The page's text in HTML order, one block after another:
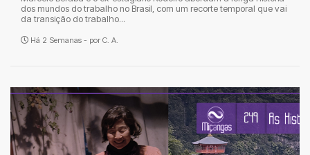
dos mundos do trabalho no Brasil, com um recorte temporal que vai
da transição do trabalho...
Há 2 Semanas - por C. A.